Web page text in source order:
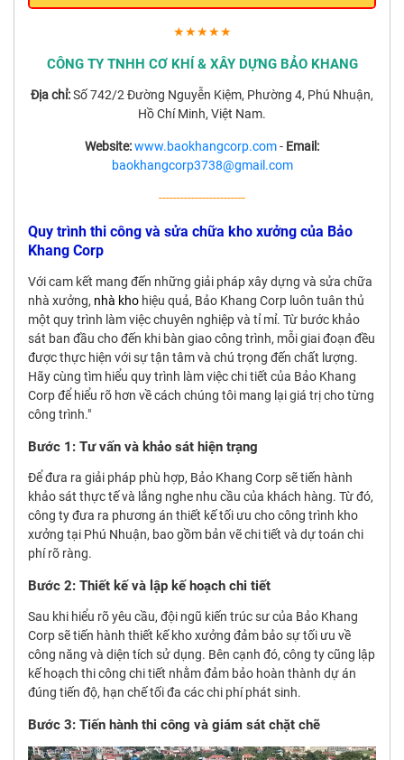
★★★★★
CÔNG TY TNHH CƠ KHÍ & XÂY DỰNG BẢO KHANG
Địa chỉ:Số 742/2 Đường Nguyễn Kiệm, Phường 4, Phú Nhuận,
Hồ Chí Minh, Việt Nam.
Website:www.baokhangcorp.com- Email:
baokhangcorp3738@gmail.com
------------------------
Quy trình thi công và sửa chữa kho xưởng của Bảo
Khang Corp
Với cam kết mang đến những giải pháp xây dựng và sửa chữa
nhà xưởng, nhà kho hiệu quả, Bảo Khang Corp luôn tuân thủ
một quy trình làm việc chuyên nghiệp và tỉ mỉ. Từ bước khảo
sát ban đầu cho đến khi bàn giao công trình, mỗi giai đoạn đều
được thực hiện với sự tận tâm và chú trọng đến chất lượng.
Hãy cùng tìm hiểu quy trình làm việc chi tiết của Bảo Khang
Corp để hiểu rõ hơn về cách chúng tôi mang lại giá trị cho từng
công trình."
Bước 1: Tư vấn và khảo sát hiện trạng
Để đưa ra giải pháp phù hợp, Bảo Khang Corp sẽ tiến hành
khảo sát thực tế và lắng nghe nhu cầu của khách hàng. Từ đó,
công ty đưa ra phương án thiết kế tối ưu cho công trình kho
xưởng tại Phú Nhuận, bao gồm bản vẽ chi tiết và dự toán chi
phí rõ ràng.
Bước 2: Thiết kế và lập kế hoạch chi tiết
Sau khi hiểu rõ yêu cầu, đội ngũ kiến trúc sư của Bảo Khang
Corp sẽ tiến hành thiết kế kho xưởng đảm bảo sự tối ưu về
công năng và diện tích sử dụng. Bên cạnh đó, công ty cũng lập
kế hoạch thi công chi tiết nhằm đảm bảo hoàn thành dự án
đúng tiến độ, hạn chế tối đa các chi phí phát sinh.
Bước 3: Tiến hành thi công và giám sát chặt chẽ